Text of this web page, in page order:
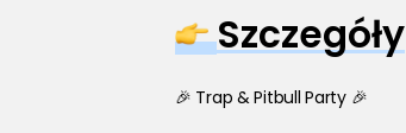
Szczegóły
🎉 Trap & Pitbull Party 🎉